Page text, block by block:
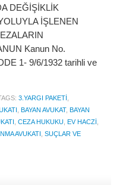
DEĞİŞİKLİK
İŞLENEN
Kanun No.
1- 9/6/1932 tarihli ve
3.YARGI PAKETI
BAYAN AVUKAT, BAYAN
CEZA HUKUKU EV HACZI
AVUKATI SUÇLAR VE